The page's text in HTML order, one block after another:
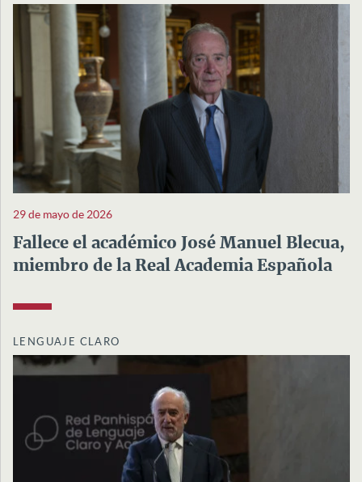
29 de mayo de 2026
Fallece el académico José Manuel Blecua,
miembro de la Real Academia Española
LENGUAJE CLARO